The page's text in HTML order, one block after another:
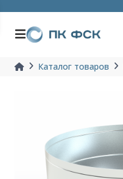
Каталог товаров